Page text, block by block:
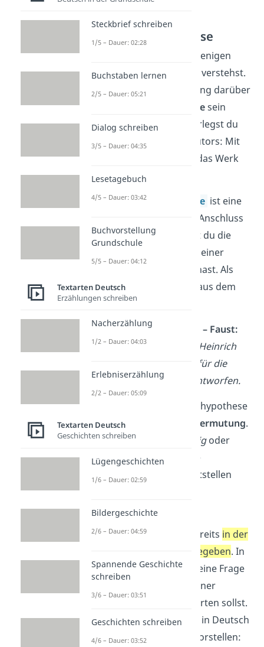
Deutungshypothese
Dann erläuterst du in wenigen
Sätzen, wie du den Text verstehst.
Du stellst eine Vermutung darüber
Kernaussagesein
könnte. Außerdem überlegst du
dir die
Intention
des Autors: Mit
welcher Absicht hat er das Werk
verfasst?
DieDeutungshypothese ist eine
Behauptung, die du im Anschluss
begründest. Dazu nutzt du die
Ergebnisse, die du bei deiner
Textanalyse erarbeitet hast. Als
Beleg dienen dir Zitate aus dem
Text.
Interpretation Beispiel – Faust:
Goethe hat seine Figur Heinrich
Faust als Stellvertreter für die
gesamte Menschheit entworfen.
Eine Deutungshypothese
bleibt immer nur eine
Vermutung.
Es gibt dabei kein
Richtigoder
Falsch– du musst deine
Vermutung nur mit Textstellen
Manchmal ist deine
Deutungshypothese bereits in der
Aufgabenstellung vorgegeben. In
diesem Fall erhältst du eine Frage
zum Text, die du mit deiner
Interpretation beantworten sollst.
Solche Fragestellungen in Deutsch
kannst du dir etwa so vorstellen:
Steckbrief schreiben
1/5 – Dauer: 02:28
Buchstaben lernen
2/5 – Dauer: 05:21
Dialog schreiben
3/5 – Dauer: 04:35
Lesetagebuch
4/5 – Dauer: 03:42
Buchvorstellung
Grundschule
5/5 – Dauer: 04:12
Textarten Deutsch
Erzählungen schreiben
Nacherzählung
1/2 – Dauer: 04:03
Erlebniserzählung
2/2 – Dauer: 05:09
Textarten Deutsch
Geschichten schreiben
Lügengeschichten
1/6 – Dauer: 02:59
Bildergeschichte
2/6 – Dauer: 04:59
Spannende Geschichte
schreiben
3/6 – Dauer: 03:51
Geschichten schreiben
4/6 – Dauer: 03:52